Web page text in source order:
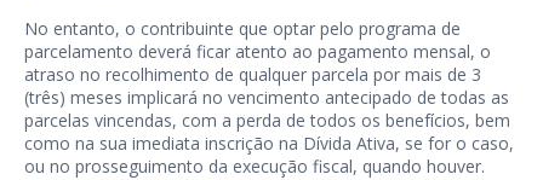
No entanto, o contribuinte que optar pelo programa de
parcelamento deverá ficar atento ao pagamento mensal, o
atraso no recolhimento de qualquer parcela por mais de 3
(três) meses implicará no vencimento antecipado de todas as
parcelas vincendas, com a perda de todos os benefícios, bem
como na sua imediata inscrição na Dívida Ativa, se for o caso,
ou no prosseguimento da execução fiscal, quando houver.